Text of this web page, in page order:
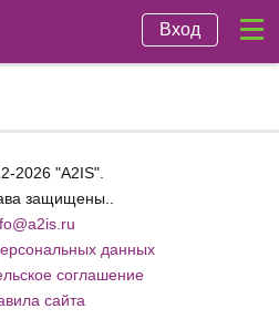
Вход
2026 "A2IS".
защищены..
данных
соглашение
сайта